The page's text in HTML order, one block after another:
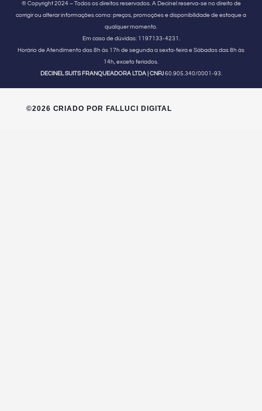
© Copyright 2024 – Todos os direitos reservados. A Decinel reserva-se no direito de
corrigir ou alterar informações como: preços, promoções e disponibilidade de estoque a
qualquer momento.
Em caso de dúvidas:1197133-4231.
Horário de Atendimento das 8h às 17h de segunda a sexta-feira e Sábados das 8h às
14h, exceto feriados.
DECINEL SUITS FRANQUEADORA LTDA | CNPJ60.905.340/0001-93.
©2026 CRIADO POR FALLUCI DIGITAL